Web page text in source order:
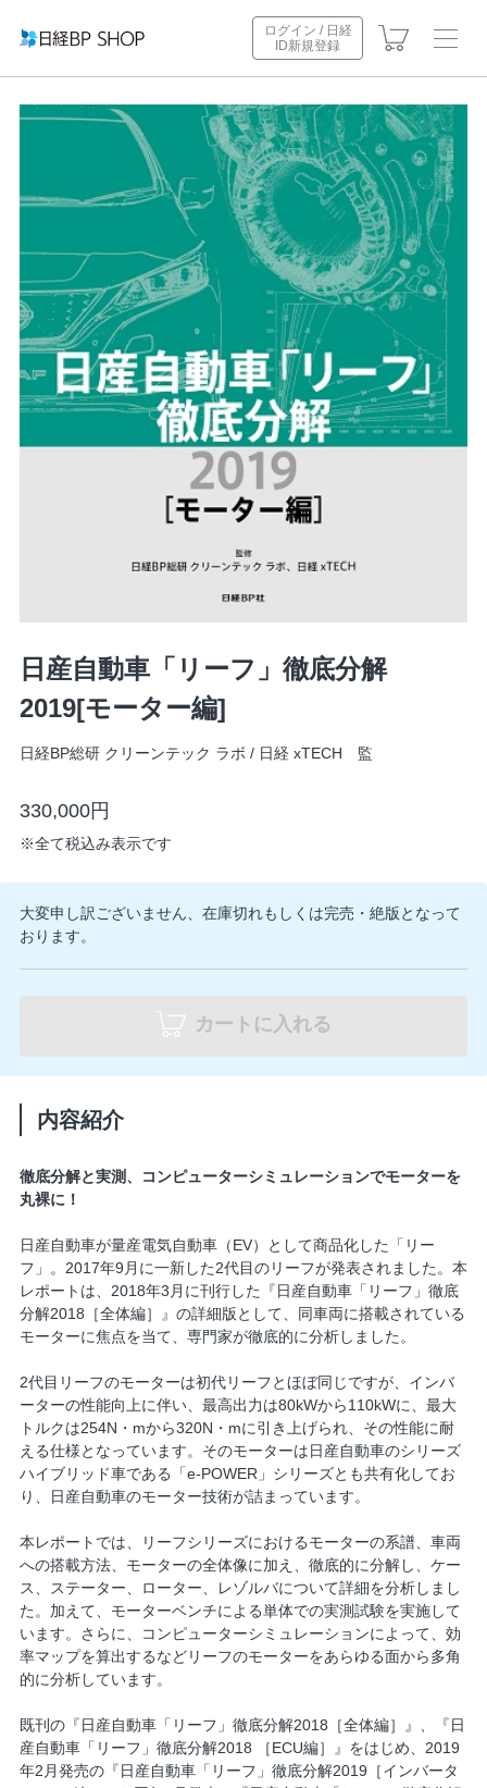
ログイン / 日経
ID新規登録
日産自動車「リーフ」徹底分解
2019[モーター編]
日経BP総研 クリーンテック ラボ / 日経 xTECH 監
330,000円
※全て税込み表示です
大変申し訳ございません、在庫切れもしくは完売・絶版となって
おります。
カートに入れる
内容紹介
徹底分解と実測、コンピューターシミュレーションでモーターを
丸裸に！
日産自動車が量産電気自動車（EV）として商品化した「リー
フ」。2017年9月に一新した2代目のリーフが発表されました。本
レポートは、2018年3月に刊行した『日産自動車「リーフ」徹底
分解2018［全体編］』の詳細版として、同車両に搭載されている
モーターに焦点を当て、専門家が徹底的に分析しました。
2代目リーフのモーターは初代リーフとほぼ同じですが、インバ
ーターの性能向上に伴い、最高出力は80kWから110kWに、最大
トルクは254N・mから320N・mに引き上げられ、その性能に耐
える仕様となっています。そのモーターは日産自動車のシリーズ
ハイブリッド車である「e-POWER」シリーズとも共有化してお
り、日産自動車のモーター技術が詰まっています。
本レポートでは、リーフシリーズにおけるモーターの系譜、車両
への搭載方法、モーターの全体像に加え、徹底的に分解し、ケー
ス、ステーター、ローター、レゾルバについて詳細を分析しまし
た。加えて、モーターベンチによる単体での実測試験を実施して
います。さらに、コンピューターシミュレーションによって、効
率マップを算出するなどリーフのモーターをあらゆる面から多角
的に分析しています。
既刊の『日産自動車「リーフ」徹底分解2018［全体編］』、『日
産自動車「リーフ」徹底分解2018 ［ECU編］』をはじめ、2019
年2月発売の『日産自動車「リーフ」徹底分解2019［インバータ